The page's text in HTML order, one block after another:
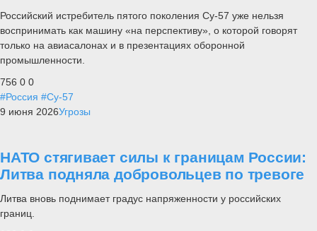
Российский истребитель пятого поколения Су-57 уже нельзя
воспринимать как машину «на перспективу», о которой говорят
только на авиасалонах и в презентациях оборонной
промышленности.
756 0 0
#Россия #Су-57
9 июня 2026Угрозы
НАТО стягивает силы к границам России:
Литва подняла добровольцев по тревоге
Литва вновь поднимает градус напряженности у российских
границ.